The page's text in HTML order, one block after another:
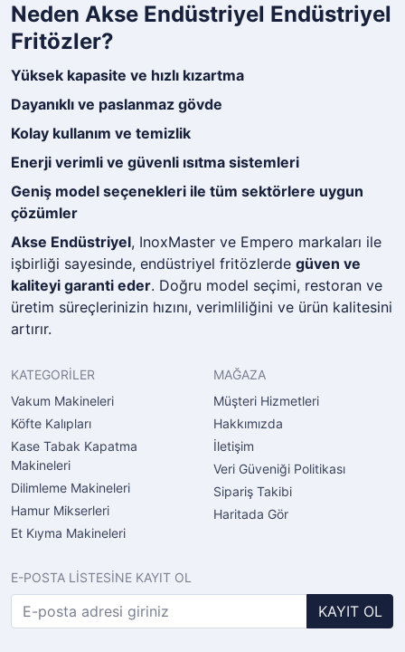
Neden Akse Endüstriyel Endüstriyel
Fritözler?
Yüksek kapasite ve hızlı kızartma
Dayanıklı ve paslanmaz gövde
Kolay kullanım ve temizlik
Enerji verimli ve güvenli ısıtma sistemleri
Geniş model seçenekleri ile tüm sektörlere uygun
çözümler
Akse Endüstriyel, InoxMaster ve Empero markaları ile
işbirliği sayesinde, endüstriyel fritözlerde güven ve
kaliteyi garanti eder. Doğru model seçimi, restoran ve
üretim süreçlerinizin hızını, verimliliğini ve ürün kalitesini
artırır.
KATEGORİLER
Vakum Makineleri
Köfte Kalıpları
Kase Tabak Kapatma
Makineleri
Dilimleme Makineleri
Hamur Mikserleri
Et Kıyma Makineleri
MAĞAZA
Müşteri Hizmetleri
Hakkımızda
İletişim
Veri Güveniği Politikası
Sipariş Takibi
Haritada Gör
E-POSTA LİSTESİNE KAYIT OL
KAYIT OL